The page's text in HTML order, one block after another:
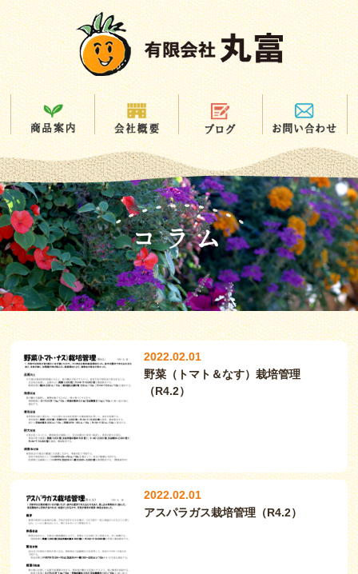
2022.02.01
野菜（トマト＆なす）栽培管理
（R4.2）
2022.02.01
アスパラガス栽培管理（R4.2）